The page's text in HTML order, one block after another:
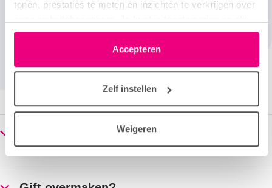
tonen, prestaties te meten en inzichten te verkrijgen over
moment wijzigen of intrekken via het cookie-icoontje
linksonder elke pagina. De lijst met partners is te vinden
in het tabblad “details”.
Accepteren
Zelf instellen
Weigeren
Met jouw donatie draag je bij aan onze
missie